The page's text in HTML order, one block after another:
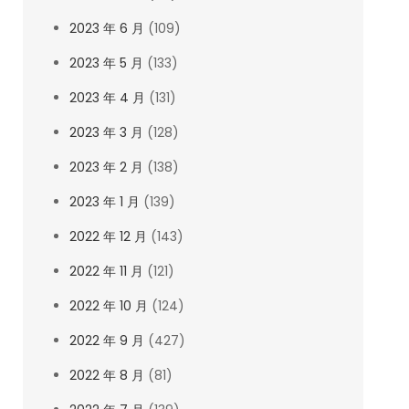
2023 年 6 月 (109)
2023 年 5 月 (133)
2023 年 4 月 (131)
2023 年 3 月 (128)
2023 年 2 月 (138)
2023 年 1 月 (139)
2022 年 12 月 (143)
2022 年 11 月 (121)
2022 年 10 月 (124)
2022 年 9 月 (427)
2022 年 8 月 (81)